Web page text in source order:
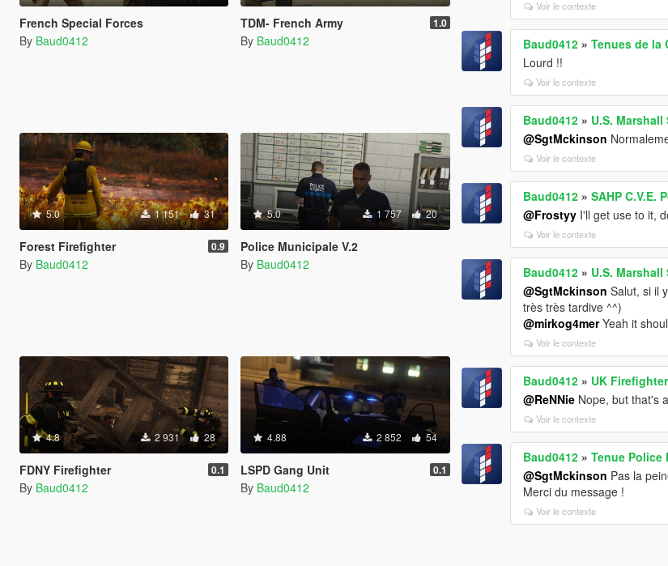
French Special Forces
By Baud0412
TDM- French Army 1.0
By Baud0412
5.0 1 151 31
Forest Firefighter 0.9
By Baud0412
5.0 1 757 20
Police Municipale V.2
By Baud0412
4.8 2 931 28
FDNY Firefighter 0.1
By Baud0412
4.88 2 852 54
LSPD Gang Unit 0.1
By Baud0412
Voir le contexte
Baud0412 »Tenues de la
Lourd !!
Voir le contexte
Baud0412 » U.S. Marshall
@SgtMckinson
Voir le contexte
Baud0412 »SAHP C.V.E.
@Frostyy I'll get use to it,
Voir le contexte
Baud0412 » U.S. Marshall
@SgtMckinson Salut, si il
très très tardive ^^)
@mirkog4merYeah it
Voir le contexte
Baud0412 » UK
@ReNNie Nope, but that's
Voir le contexte
Baud0412 »Tenue Police
@SgtMckinson Pas la
Merci du message !
Voir le contexte